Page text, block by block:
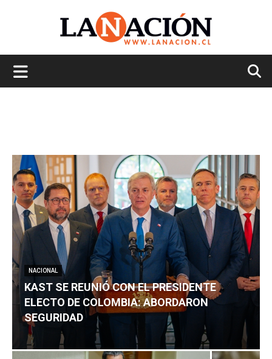
NACIONAL
KAST SE REUNIÓ CON EL PRESIDENTE
ELECTO DE COLOMBIA: ABORDARON
SEGURIDAD